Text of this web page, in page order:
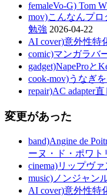
femaleVo-G) Tom
mov)こんなんプロ
勉強 2026-04-22
AI cover)意外性特
comic)マンガラバ
gadget)NapeProと
cook-mov)うなぎ
repair)AC adapter
変更があった
band)Angine de
ーヌ・ド・ポワト
cinema)リップヴ
music)ノンジャン
AI cover)意外性特